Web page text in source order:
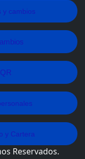
y cambios
y Cartera
Reservados.